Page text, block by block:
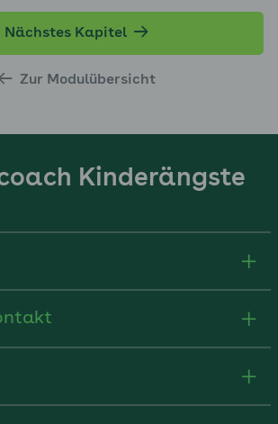
Zur Modulübersicht
Nächstes Kapitel
Kinderängste